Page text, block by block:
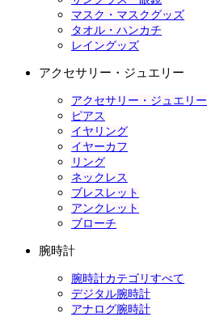
マスク・マスクグッズ
タオル・ハンカチ
レイングッズ
アクセサリー・ジュエリー
アクセサリー・ジュエリ
ピアス
イヤリング
イヤーカフ
リング
ネックレス
ブレスレット
アンクレット
ブローチ
腕時計
腕時計カテゴリすべて
デジタル腕時計
アナログ腕時計